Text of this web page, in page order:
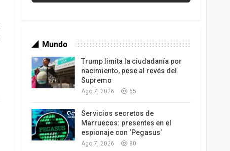
Mundo
Trump limita la ciudadanía por
nacimiento, pese al revés del
Supremo
Ago 7, 2026 65
Servicios secretos de
Marruecos: presentes en el
espionaje con ‘Pegasus’
Ago 7, 2026 80